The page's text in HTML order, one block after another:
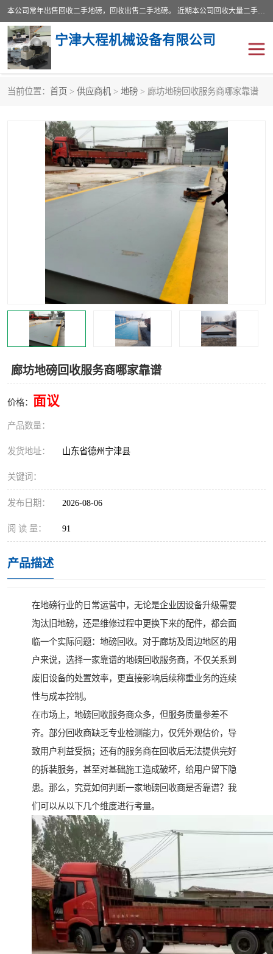
本公司常年出售回收二手地磅，回收出售二手地磅。 近期本公司回收大量二手地磅，型号齐全，宽度从2米到3.5米，长度5米到25米，承重吨位从10到200吨，成色7—9成新。 ? 使用年限6个月至2年，产品来源于个人闲置品，工矿企业停用品，因小换大而来。 精准度和新的一样， 二手地磅是内行人的选择，打个电话就省钱朋友您好等什么
宁津大程机械设备有限公司
当前位置： 首页 > 供应商机 > 地磅 > 廊坊地磅回收服务商哪家靠谱
廊坊地磅回收服务商哪家靠谱
价格： 面议
产品数量：
发货地址： 山东省德州宁津县
关键词：
发布日期： 2026-08-06
阅 读 量： 91
产品描述
在地磅行业的日常运营中，无论是企业因设备升级需要
淘汰旧地磅，还是维修过程中更换下来的配件，都会面
临一个实际问题：地磅回收。对于廊坊及周边地区的用
户来说，选择一家靠谱的地磅回收服务商，不仅关系到
废旧设备的处置效率，更直接影响后续称重业务的连续
性与成本控制。
在市场上，地磅回收服务商众多，但服务质量参差不
齐。部分回收商缺乏专业检测能力，仅凭外观估价，导
致用户利益受损；还有的服务商在回收后无法提供完好
的拆装服务，甚至对基础施工造成破坏，给用户留下隐
患。那么，究竟如何判断一家地磅回收商是否靠谱？我
们可以从以下几个维度进行考量。
地磅传感器 废纸打包机
烘干机 食品烘干机
装载机电子秤 输送机
全自动输送机
食品螺旋塔
木材撕碎机
塑料撕碎机 金属撕碎机